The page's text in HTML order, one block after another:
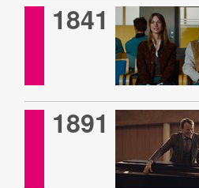
1841
1891